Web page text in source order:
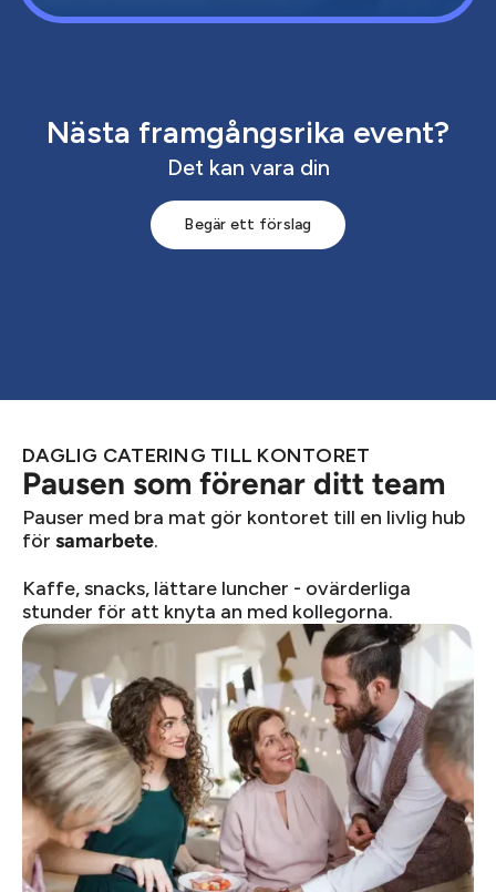
Nästa framgångsrika event?
Det kan vara din
Begär ett förslag
DAGLIG CATERING TILL KONTORET
Pausen som förenar ditt team
Pauser med bra mat gör kontoret till en livlig hub
för samarbete.
Kaffe, snacks, lättare luncher - ovärderliga
stunder för att knyta an med kollegorna.